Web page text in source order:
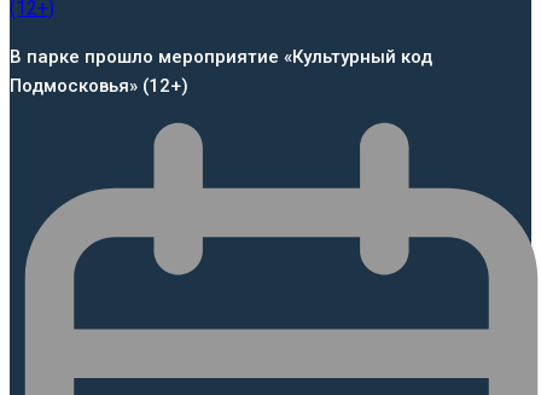
В парке прошло мероприятие «Культурный код
Подмосковья» (12+)